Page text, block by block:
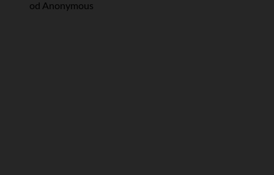
od Anonymous